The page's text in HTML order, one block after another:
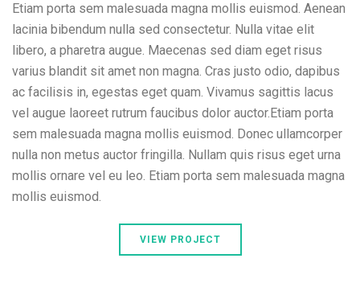
Etiam porta sem malesuada magna mollis euismod. Aenean
lacinia bibendum nulla sed consectetur. Nulla vitae elit
libero, a pharetra augue. Maecenas sed diam eget risus
varius blandit sit amet non magna. Cras justo odio, dapibus
ac facilisis in, egestas eget quam. Vivamus sagittis lacus
vel augue laoreet rutrum faucibus dolor auctor.Etiam porta
sem malesuada magna mollis euismod. Donec ullamcorper
nulla non metus auctor fringilla. Nullam quis risus eget urna
mollis ornare vel eu leo. Etiam porta sem malesuada magna
mollis euismod.
VIEW PROJECT